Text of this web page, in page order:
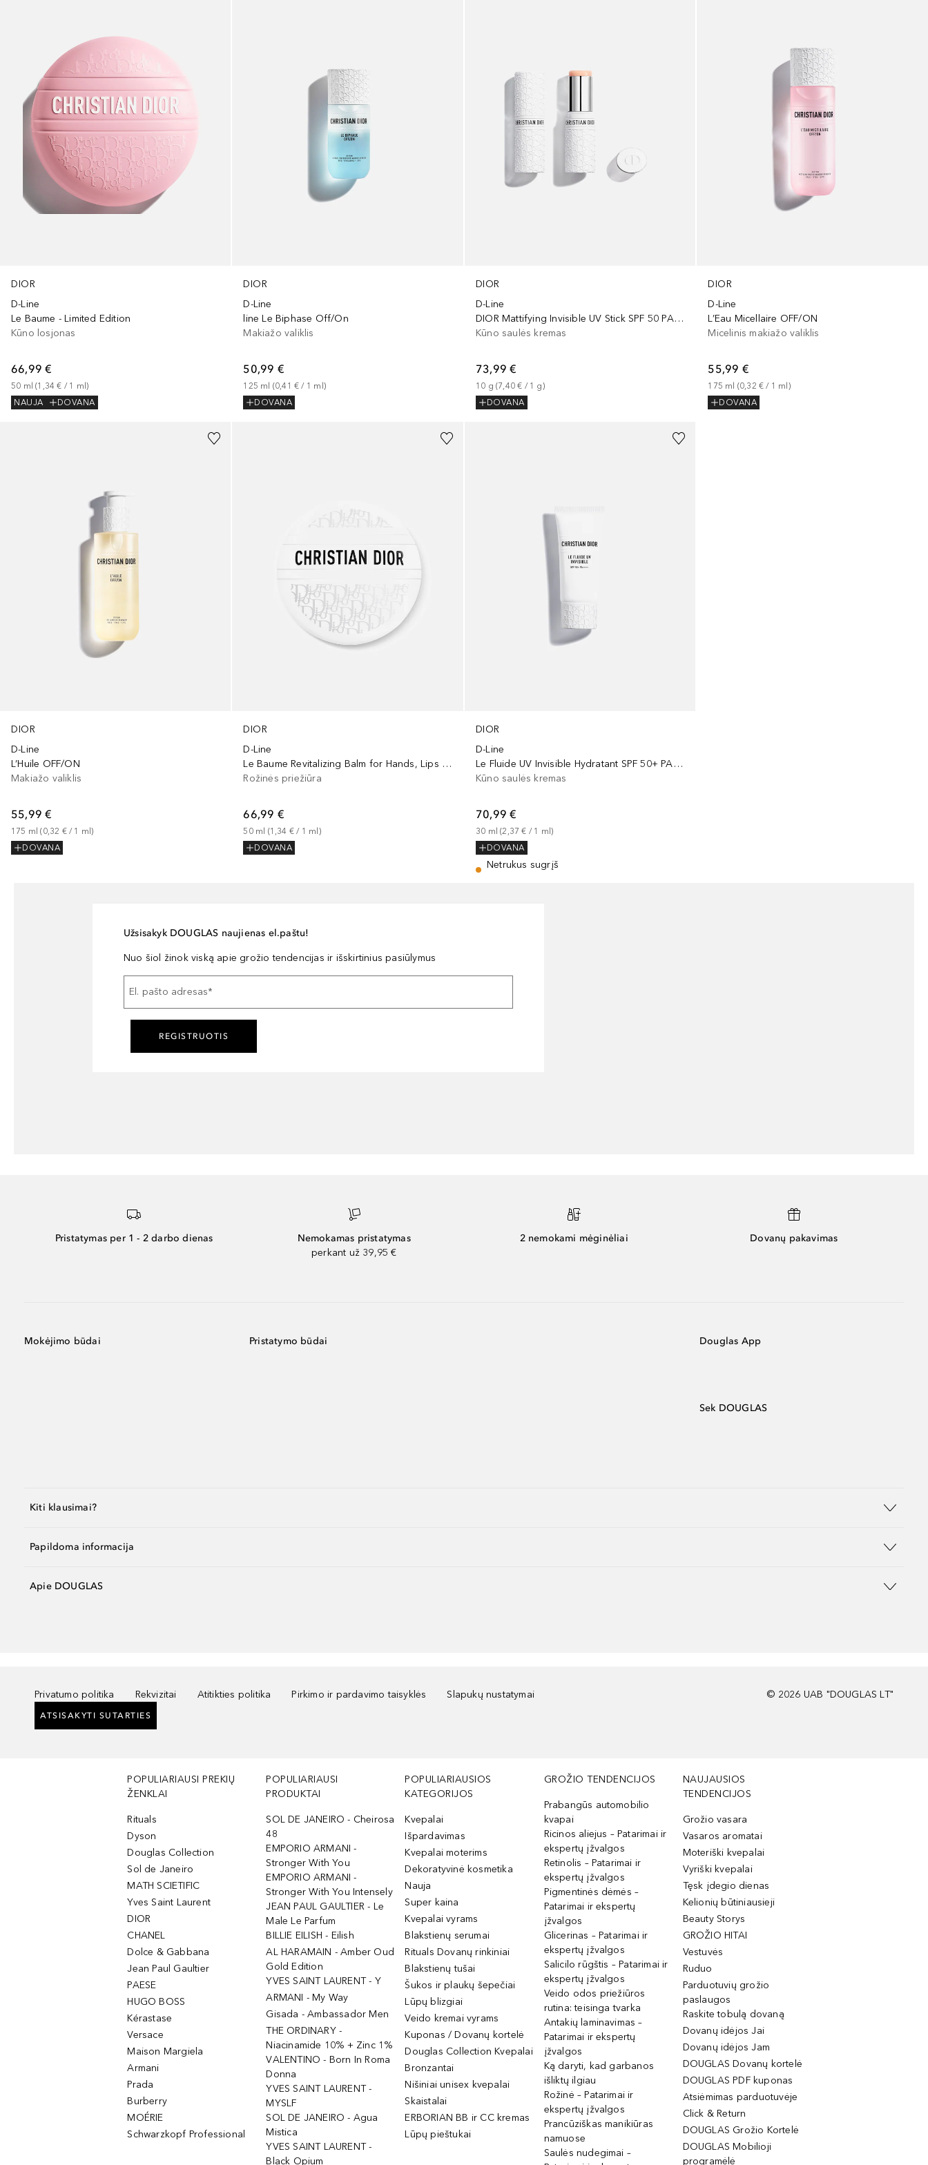
DIOR
D-Line
Le Baume - Limited Edition
Kūno losjonas
66,99 €
50 ml (1,34 € / 1 ml)
NAUJA
DOVANA
DIOR
D-Line
line Le Biphase Off/On
Makiažo valiklis
50,99 €
125 ml (0,41 € / 1 ml )
DOVANA
DIOR
D-Line
DIOR Mattifying Invisible UV Stick SPF 50 PA++++
Kūno saulės kremas
73,99 €
10 g (7,40 € / 1 g)
DOVANA
DIOR
D-Line
L’Eau Micellaire OFF/ON
Micelinis makiažo valiklis
55,99 €
175 ml (0,32 € / 1 ml )
DOVANA
DIOR
D-Line
L’Huile OFF/ON
Makiažo valiklis
55,99 €
175 ml (0,32 € / 1 ml)
DOVANA
DIOR
D-Line
Le Baume Revitalizing Balm for Hands, Lips and Body
Rožinės priežiūra
66,99 €
50 ml (1,34 € / 1 ml)
DOVANA
DIOR
D-Line
Le Fluide UV Invisible Hydratant SPF 50+ PA++++
Kūno saulės kremas
70,99 €
30 ml (2,37 € / 1 ml)
DOVANA
Netrukus sugrįš
Užsisakyk DOUGLAS naujienas el.paštu!
Nuo šiol žinok viską apie grožio tendencijas ir išskirtinius pasiūlymus
El. pašto adresas*
REGISTRUOTIS
Pristatymas per 1 - 2 darbo dienas
Nemokamas pristatymas
perkant už 39,95 €
2 nemokami mėginėliai Dovanų pakavimas
Mokėjimo būdai Pristatymo būdai Douglas App
Sek DOUGLAS
Kiti klausimai?
Papildoma informacija
Apie DOUGLAS
Privatumo politika Rekvizitai Atitikties politika Pirkimo ir pardavimo taisyklės Slapukų nustatymai
ATSISAKYTI SUTARTIES
© 2026 UAB "DOUGLAS LT"
POPULIARIAUSI PREKIŲ
ŽENKLAI
Rituals
Dyson
Douglas Collection
Sol de Janeiro
MATH SCIETIFIC
Yves Saint Laurent
DIOR
CHANEL
Dolce & Gabbana
Jean Paul Gaultier
PAESE
HUGO BOSS
Kérastase
Versace
Maison Margiela
Armani
Prada
Burberry
MOÉRIE
Schwarzkopf Professional
POPULIARIAUSI
PRODUKTAI
SOL DE JANEIRO - Cheirosa
48
EMPORIO ARMANI -
Stronger With You
EMPORIO ARMANI -
Stronger With You Intensely
JEAN PAUL GAULTIER - Le
Male Le Parfum
BILLIE EILISH - Eilish
AL HARAMAIN - Amber Oud
Gold Edition
YVES SAINT LAURENT - Y
ARMANI - My Way
Gisada - Ambassador Men
THE ORDINARY -
Niacinamide 10% + Zinc 1%
VALENTINO - Born In Roma
Donna
YVES SAINT LAURENT -
MYSLF
SOL DE JANEIRO - Agua
Mistica
YVES SAINT LAURENT -
Black Opium
POPULIARIAUSIOS
KATEGORIJOS
Kvepalai
Išpardavimas
Kvepalai moterims
Dekoratyvinė kosmetika
Nauja
Super kaina
Kvepalai vyrams
Blakstienų serumai
Rituals Dovanų rinkiniai
Blakstienų tušai
Šukos ir plaukų šepečiai
Lūpų blizgiai
Veido kremai vyrams
Kuponas / Dovanų kortelė
Douglas Collection Kvepalai
Bronzantai
Nišiniai unisex kvepalai
Skaistalai
ERBORIAN BB ir CC kremas
Lūpų pieštukai
GROŽIO TENDENCIJOS
Prabangūs automobilio
kvapai
Ricinos aliejus – Patarimai ir
ekspertų įžvalgos
Retinolis – Patarimai ir
ekspertų įžvalgos
Pigmentinės dėmės –
Patarimai ir ekspertų
įžvalgos
Glicerinas – Patarimai ir
ekspertų įžvalgos
Salicilo rūgštis – Patarimai ir
ekspertų įžvalgos
Veido odos priežiūros
rutina: teisinga tvarka
Antakių laminavimas –
Patarimai ir ekspertų
įžvalgos
Ką daryti, kad garbanos
išliktų ilgiau
Rožinė – Patarimai ir
ekspertų įžvalgos
Prancūziškas manikiūras
namuose
Saulės nudegimai –
NAUJAUSIOS
TENDENCIJOS
Grožio vasara
Vasaros aromatai
Moteriški kvepalai
Vyriški kvepalai
Tęsk įdegio dienas
Kelionių būtiniausieji
Beauty Storys
GROŽIO HITAI
Vestuvės
Ruduo
Parduotuvių grožio
paslaugos
Raskite tobulą dovaną
Dovanų idėjos Jai
Dovanų idėjos Jam
DOUGLAS Dovanų kortelė
DOUGLAS PDF kuponas
Atsiėmimas parduotuvėje
Click & Return
DOUGLAS Grožio Kortelė
DOUGLAS Mobilioji
programėlė